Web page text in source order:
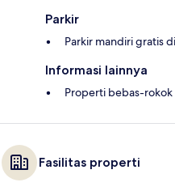
Parkir
Parkir mandiri gratis
Informasi lainnya
Properti bebas-rokok
Fasilitas properti